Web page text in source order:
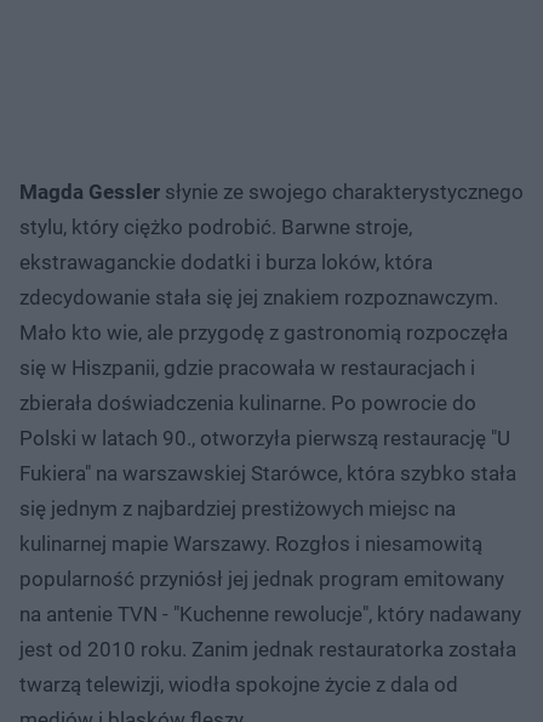
Magda Gessler słynie ze swojego charakterystycznego
stylu, który ciężko podrobić. Barwne stroje,
ekstrawaganckie dodatki i burza loków, która
zdecydowanie stała się jej znakiem rozpoznawczym.
Mało kto wie, ale przygodę z gastronomią rozpoczęła
się w Hiszpanii, gdzie pracowała w restauracjach i
zbierała doświadczenia kulinarne. Po powrocie do
Polski w latach 90., otworzyła pierwszą restaurację "U
Fukiera" na warszawskiej Starówce, która szybko stała
się jednym z najbardziej prestiżowych miejsc na
kulinarnej mapie Warszawy. Rozgłos i niesamowitą
popularność przyniósł jej jednak program emitowany
na antenie TVN - "Kuchenne rewolucje", który nadawany
jest od 2010 roku. Zanim jednak restauratorka została
twarzą telewizji, wiodła spokojne życie z dala od